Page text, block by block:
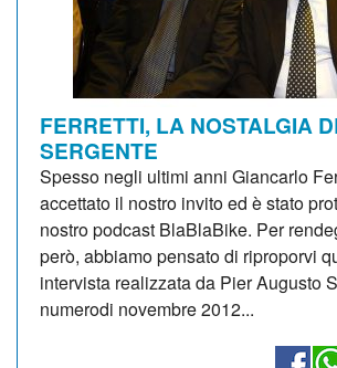
FERRETTI, LA NOSTALGIA
SERGENTE
Spesso negli ultimi anni Giancarlo
accettato il nostro invito ed è stato
nostro podcast BlaBlaBike. Per
però, abbiamo pensato di riproporvi
intervista realizzata da Pier Augusto
numerodi novembre 2012...